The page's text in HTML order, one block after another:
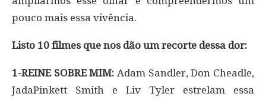
pouco mais essa vivência.
Listo 10 filmes que nos dão um recorte dessa dor:
1-REINE SOBRE MIM: Adam Sandler, Don Cheadle,
JadaPinkett Smith e Liv Tyler estrelam essa